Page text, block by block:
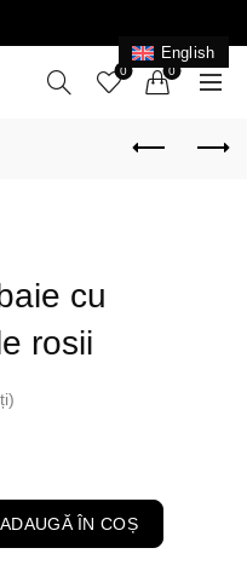
English
0 0
cu
rosii
Set 7 bombe de baie cu vanilie
ADAUGĂ ÎN COȘ